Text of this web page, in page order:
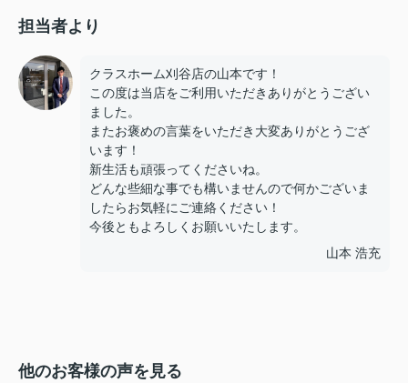
担当者より
クラスホーム刈谷店の山本です！
この度は当店をご利用いただきありがとうござい
ました。
またお褒めの言葉をいただき大変ありがとうござ
います！
新生活も頑張ってくださいね。
どんな些細な事でも構いませんので何かございま
したらお気軽にご連絡ください！
今後ともよろしくお願いいたします。
山本 浩充
他のお客様の声を見る